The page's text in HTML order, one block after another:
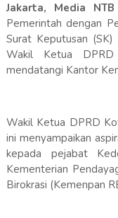
Jakarta, Media
Pemerintah dengan
Surat Keputusan
Wakil Ketua
mendatangi Kantor
Wakil Ketua DPRD
ini menyampaikan
kepada pejabat
Kementerian
Birokrasi (Kemenpan